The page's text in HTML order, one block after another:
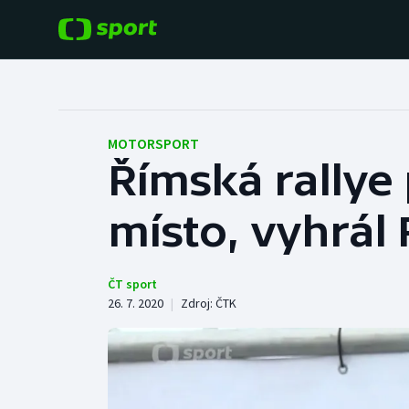
Hokej
Tenis
Cyklistika
Baseball a softbal
Basketbal
Boby a skeleton
MOTORSPORT
Římská
místo, vyhrál
ČT sport
26. 7. 2020 | Zdroj: ČTK